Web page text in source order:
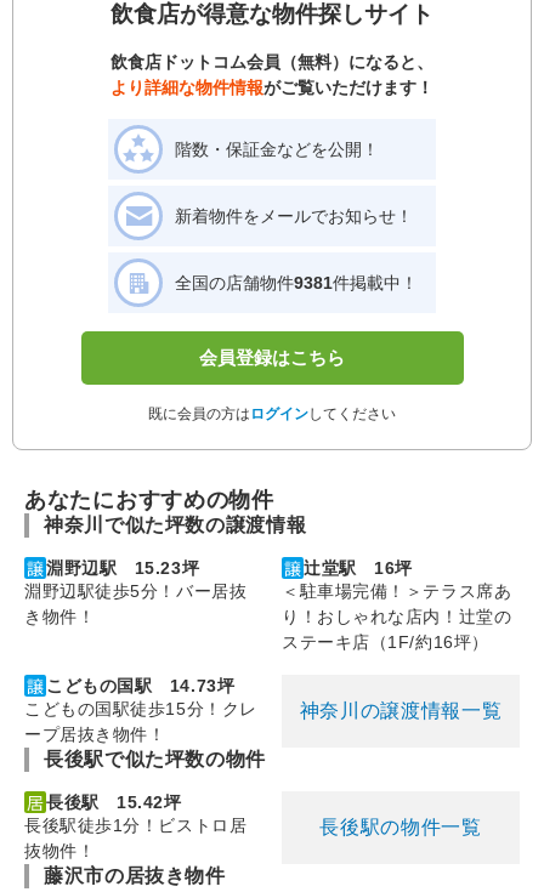
飲食店が得意な物件探しサイト
飲食店ドットコム会員（無料）になると、
より詳細な物件情報がご覧いただけます！
階数・保証金などを公開！
新着物件をメールでお知らせ！
全国の店舗物件9381件掲載中！
会員登録はこちら
既に会員の方は ログインしてください
あなたにおすすめの物件
神奈川で似た坪数の譲渡情報
淵野辺駅 15.23坪
淵野辺駅徒歩5分！バー居抜
き物件！
辻堂駅 16坪
＜駐車場完備！＞テラス席あ
り！おしゃれな店内！辻堂の
ステーキ店（1F/約16坪）
こどもの国駅 14.73坪
こどもの国駅徒歩15分！クレ
ープ居抜き物件！
神奈川の譲渡情報一覧
長後駅で似た坪数の物件
長後駅 15.42坪
長後駅徒歩1分！ビストロ居
抜物件！
長後駅の物件一覧
藤沢市の居抜き物件